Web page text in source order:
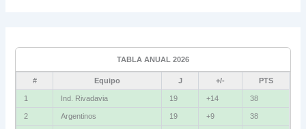
Bolívar 5
La Guaira
TABLA ANUAL 2026
# Equipo J +/- PTS
1 Ind. Rivadavia 19 +14 38
2 Argentinos 19 +9 38